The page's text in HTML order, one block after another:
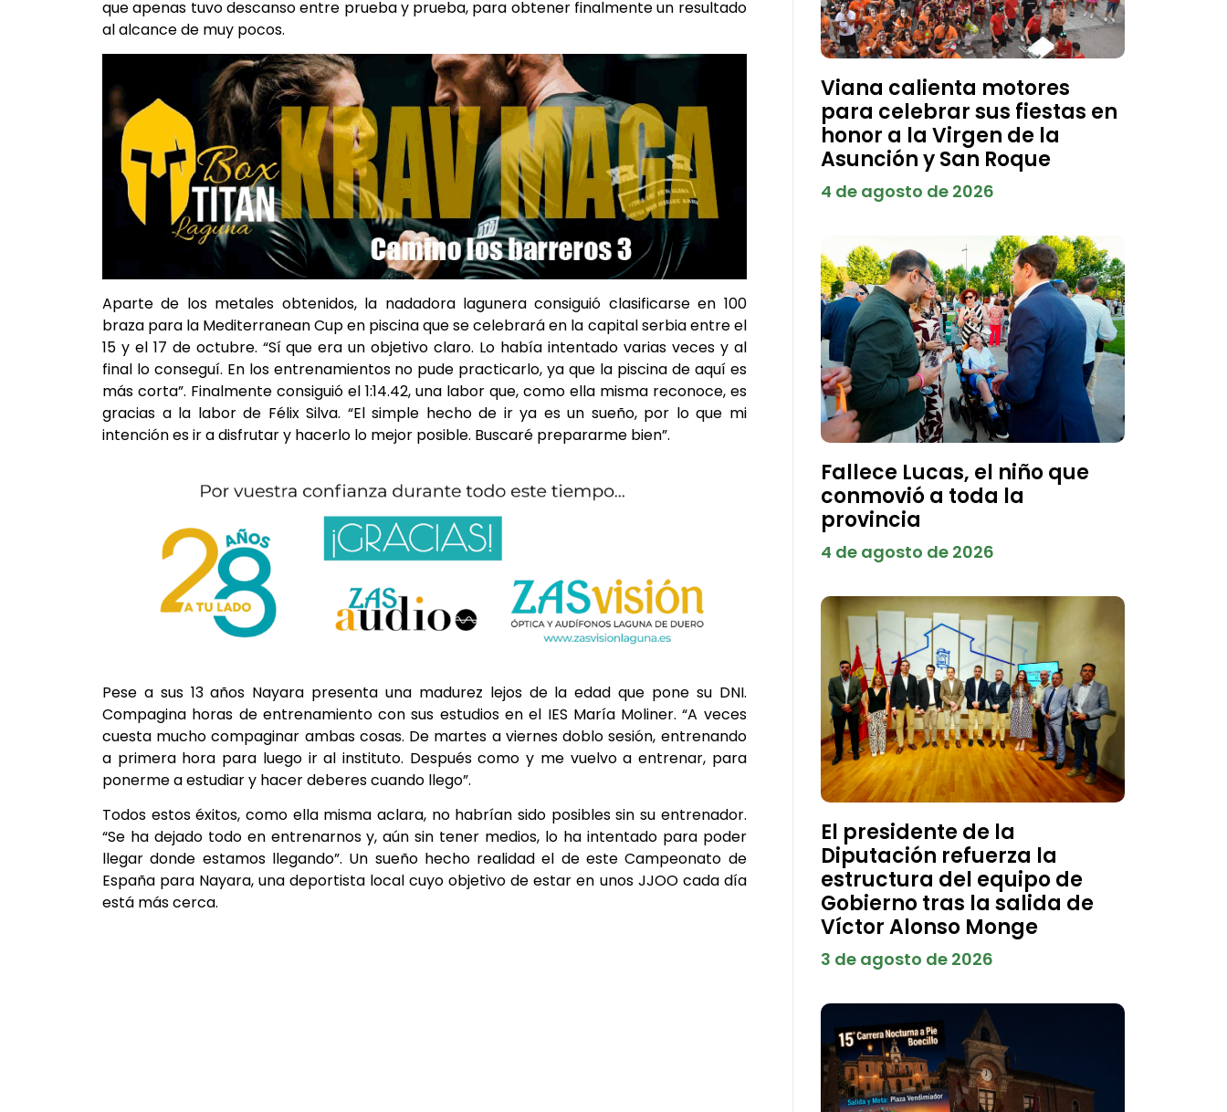
que apenas tuvo descanso entre prueba y prueba, para obtener finalmente un resultado
al alcance de muy pocos.
Aparte de los metales obtenidos, la nadadora lagunera consiguió clasificarse en 100
braza para la Mediterranean Cup en piscina que se celebrará en la capital serbia entre el
15 y el 17 de octubre. “Sí que era un objetivo claro. Lo había intentado varias veces y al
final lo conseguí. En los entrenamientos no pude practicarlo, ya que la piscina de aquí es
más corta”. Finalmente consiguió el 1:14.42, una labor que, como ella misma reconoce, es
gracias a la labor de Félix Silva. “El simple hecho de ir ya es un sueño, por lo que mi
intención es ir a disfrutar y hacerlo lo mejor posible. Buscaré prepararme bien”.
Pese a sus 13 años Nayara presenta una madurez lejos de la edad que pone su DNI.
Compagina horas de entrenamiento con sus estudios en el IES María Moliner. “A veces
cuesta mucho compaginar ambas cosas. De martes a viernes doblo sesión, entrenando
a primera hora para luego ir al instituto. Después como y me vuelvo a entrenar, para
ponerme a estudiar y hacer deberes cuando llego”.
Todos estos éxitos, como ella misma aclara, no habrían sido posibles sin su entrenador.
“Se ha dejado todo en entrenarnos y, aún sin tener medios, lo ha intentado para poder
llegar donde estamos llegando”. Un sueño hecho realidad el de este Campeonato de
España para Nayara, una deportista local cuyo objetivo de estar en unos JJOO cada día
está más cerca.
Viana calienta motores
para celebrar sus fiestas en
honor a la Virgen de la
Asunción y San Roque
4 de agosto de 2026
Fallece Lucas, el niño que
conmovió a toda la
provincia
4 de agosto de 2026
El presidente de la
Diputación refuerza la
estructura del equipo de
Gobierno tras la salida de
Víctor Alonso Monge
3 de agosto de 2026